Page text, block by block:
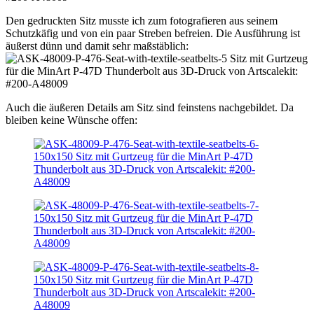
Den gedruckten Sitz musste ich zum fotografieren aus seinem
Schutzkäfig und von ein paar Streben befreien. Die Ausführung ist
äußerst dünn und damit sehr maßstäblich:
Auch die äußeren Details am Sitz sind feinstens nachgebildet. Da
bleiben keine Wünsche offen: